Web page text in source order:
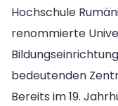
Hochschule
renommierte
bedeutenden
Bereits im 19.